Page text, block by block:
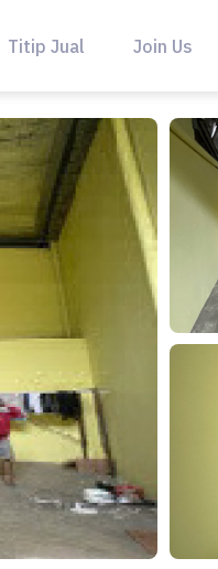
Titip Jual Join Us